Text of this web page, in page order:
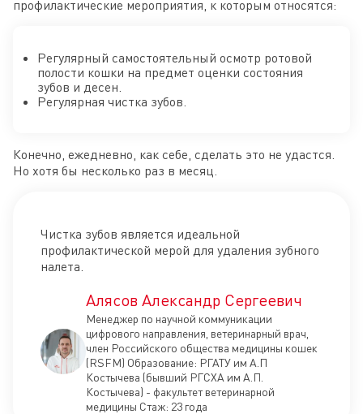
профилактические мероприятия, к которым относятся:
Регулярный самостоятельный осмотр ротовой
полости кошки на предмет оценки состояния
зубов и десен.
Регулярная чистка зубов.
Конечно, ежедневно, как себе, сделать это не удастся.
Но хотя бы несколько раз в месяц.
Чистка зубов является идеальной
профилактической мерой для удаления зубного
налета.
Алясов Александр Сергеевич
Менеджер по научной коммуникации
цифрового направления, ветеринарный врач,
член Российского общества медицины кошек
(RSFM) Образование: РГАТУ им А.П
Костычева (бывший РГСХА им А.П.
Костычева) - факультет ветеринарной
медицины Стаж: 23 года